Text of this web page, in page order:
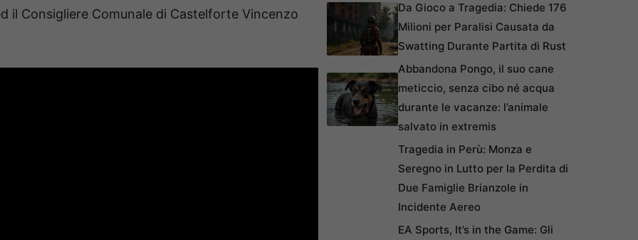
il Consigliere Comunale di Castelforte Vincenzo
Da Gioco a Tragedia: Chiede 176
Milioni per Paralisi Causata da
Swatting Durante Partita di Rust
Abbandona Pongo, il suo cane
meticcio, senza cibo né acqua
durante le vacanze: l’animale
salvato in extremis
Tragedia in Perù: Monza e
Seregno in Lutto per la Perdita di
Due Famiglie Brianzole in
Incidente Aereo
EA Sports, It’s in the Game: Gli